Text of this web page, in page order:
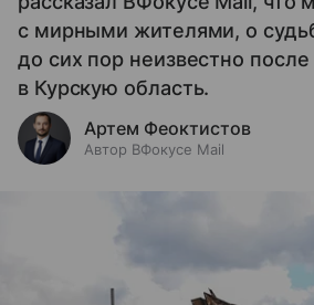
с мирными жителями, о
до сих пор неизвестно
в Курскую область.
Артем Феоктистов
Автор ВФокусе Mail